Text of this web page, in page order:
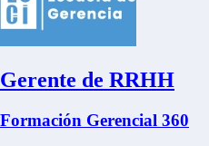
Gerente de RRHH
Formación Gerencial 360